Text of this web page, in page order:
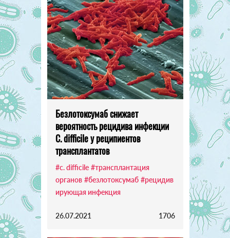
Безлотоксумаб снижает
вероятность рецидива инфекции
C. difficile у реципиентов
трансплантатов
#c. difficile #трансплантация
органов #безлотоксумаб #рецидив
ирующая инфекция
26.07.2021 1706